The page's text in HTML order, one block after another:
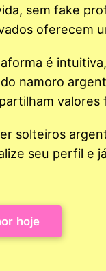
sem fake
oferecem
é
namoro
solteiros
seu perfil e
hoje